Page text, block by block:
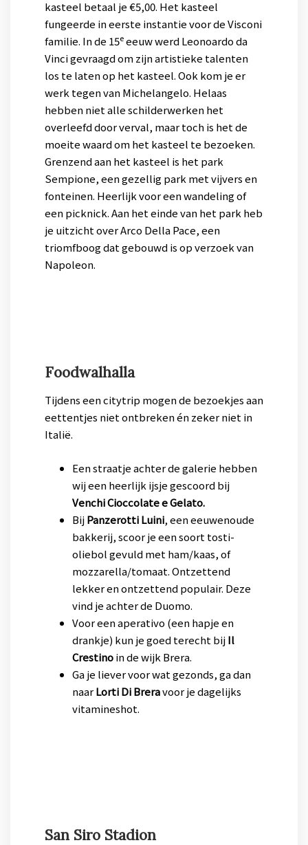
kasteel betaal je €5,00. Het kasteel
fungeerde in eerste instantie voor de Visconi
familie. In de 15eeeuw werd Leonoardo da
Vinci gevraagd om zijn artistieke talenten
los te laten op het kasteel. Ook kom je er
werk tegen van Michelangelo. Helaas
hebben niet alle schilderwerken het
overleefd door verval, maar toch is het de
moeite waard om het kasteel te bezoeken.
Grenzend aan het kasteel is het park
Sempione, een gezellig park met vijvers en
fonteinen. Heerlijk voor een wandeling of
een picknick. Aan het einde van het park heb
je uitzicht over Arco Della Pace, een
triomfboog dat gebouwd is op verzoek van
Napoleon.
Foodwalhalla
Tijdens een citytrip mogen de bezoekjes aan
eettentjes niet ontbreken én zeker niet in
Italië.
Een straatje achter de galerie hebben
wij een heerlijk ijsje gescoord bij
Venchi Cioccolate e Gelato.
BijPanzerotti Luini, een eeuwenoude
bakkerij, scoor je een soort tosti-
oliebol gevuld met ham/kaas, of
mozzarella/tomaat. Ontzettend
lekker en ontzettend populair. Deze
vind je achter de Duomo.
Voor een aperativo (een hapje en
drankje) kun je goed terecht bijIl
Crestinoin de wijk Brera.
Ga je liever voor wat gezonds, ga dan
naarLorti Di Breravoor je dagelijks
vitamineshot.
San Siro Stadion